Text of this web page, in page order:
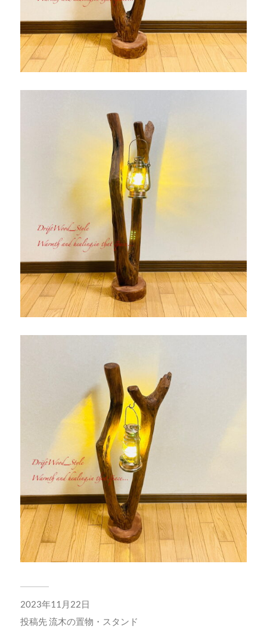
2023年11月22日
投稿先流木の置物・スタンド